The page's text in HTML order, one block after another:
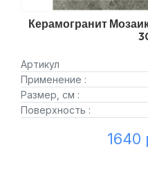
Керамогранит
Артикул
Применение :
Размер, см :
Поверхность :
1640